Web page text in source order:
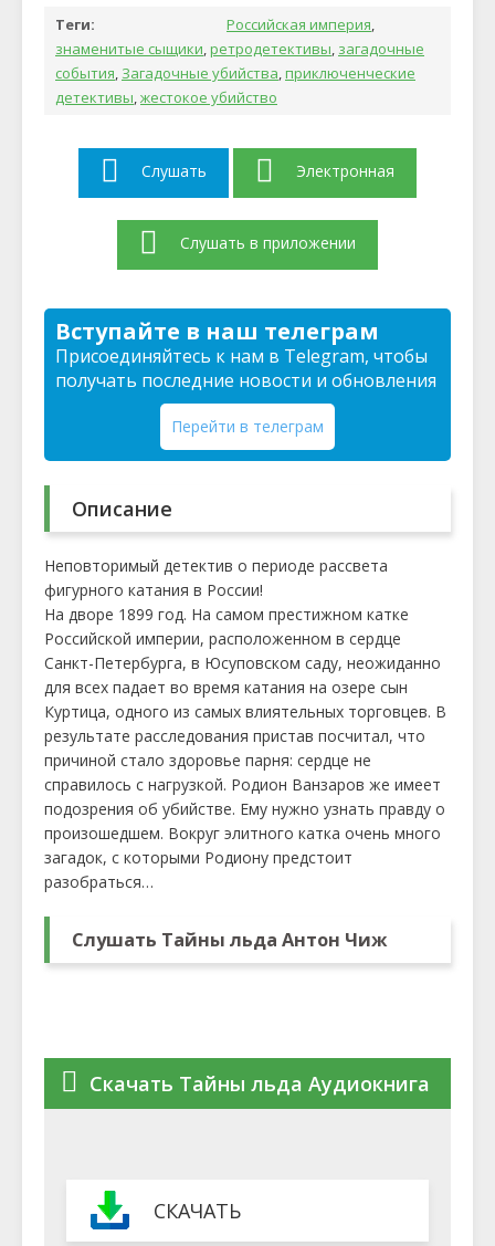
Теги:
Российская империя,
знаменитые сыщики,ретродетективы, загадочные
события, Загадочные убийства,приключенческие
детективы,жестокое убийство
Слушать Электронная
Слушать в приложении
Вступайте в наш телеграм
Присоединяйтесь к нам в Telegram, чтобы
получать последние новости и обновления
Перейти в телеграм
Описание
Неповторимый детектив о периоде рассвета
фигурного катания в России!
На дворе 1899 год. На самом престижном катке
Российской империи, расположенном в сердце
Санкт-Петербурга, в Юсуповском саду, неожиданно
для всех падает во время катания на озере сын
Куртица, одного из самых влиятельных торговцев. В
результате расследования пристав посчитал, что
причиной стало здоровье парня: сердце не
справилось с нагрузкой. Родион Ванзаров же имеет
подозрения об убийстве. Ему нужно узнать правду о
произошедшем. Вокруг элитного катка очень много
загадок, с которыми Родиону предстоит
разобраться…
Слушать Тайны льда Антон Чиж
Скачать Тайны льда Аудиокнига
СКАЧАТЬ